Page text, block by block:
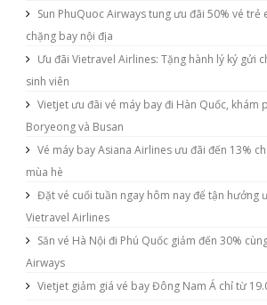
Sun PhuQuoc Airways tung ưu đãi 50% vé trẻ
chặng bay nội địa
Ưu đãi Vietravel Airlines: Tặng hành lý ký gửi
sinh viên
Vietjet ưu đãi vé máy bay đi Hàn Quốc, khám
Boryeong và Busan
Vé máy bay Asiana Airlines ưu đãi đến 13%
mùa hè
Đặt vé cuối tuần ngay hôm nay để tận hưởng
Vietravel Airlines
Săn vé Hà Nội đi Phú Quốc giảm đến 30%
Airways
Vietjet giảm giá vé bay Đông Nam Á chỉ từ